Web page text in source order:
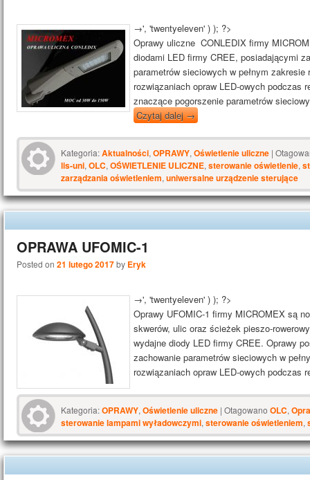
→', 'twentyeleven' ) ); ?>
Oprawy uliczne CONLEDIX firmy
diodami LED firmy CREE, posiadającymi
parametrów sieciowych w pełnym
rozwiązaniach opraw LED-owych podczas
znaczące pogorszenie parametrów
Czytaj dalej→
Kategoria:Aktualności, OPRAWY, Oświetlenie uliczne |
lis-uni, OLC, OŚWIETLENIE ULICZNE, sterowanie oświetlenie,
zarządzania oświetleniem, uniwersalne urządzenie sterujące
OPRAWA UFOMIC-1
Posted on 21 lutego 2017by Eryk
→', 'twentyeleven' ) ); ?>
Oprawy UFOMIC-1 firmy MICROMEX są
skwerów, ulic oraz ścieżek pieszo-
wydajne diody LED firmy CREE. Oprawy
zachowanie parametrów sieciowych w
rozwiązaniach opraw LED-owych
Kategoria:OPRAWY, Oświetlenie uliczne | Otagowano OLC,
sterowanie lampami wyładowczymi, sterowanie oświetleniem,